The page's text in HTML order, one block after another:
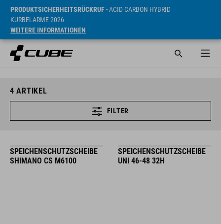
PRODUKTSICHERHEITSRÜCKRUF- ACID CARBON HYBRID
KURBELARME 2026
WEITERE INFORMATIONEN
4 ARTIKEL
FILTER
SPEICHENSCHUTZSCHEIBE
SHIMANO CS M6100
SPEICHENSCHUTZSCHEIBE
UNI 46-48 32H